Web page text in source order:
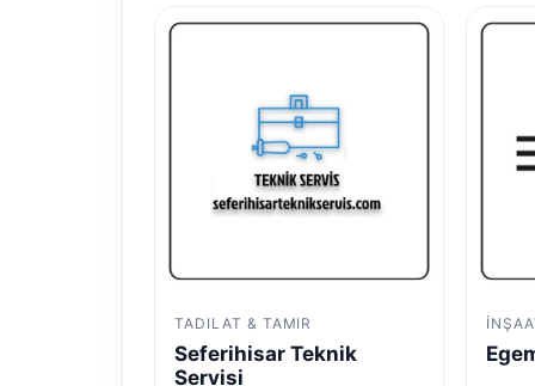
TADILAT & TAMIR
Seferihisar Teknik
Servisi